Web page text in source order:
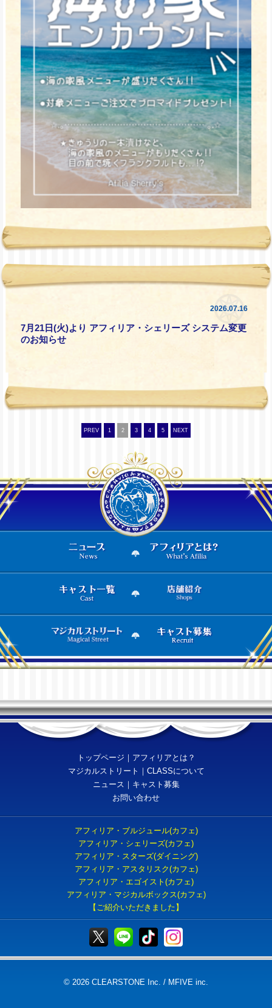
2026.07.16
7月21日(火)より アフィリア・シェリーズ システム変更
のお知らせ
PREV 1 2 3 4 5 NEXT
トップページ ｜ アフィリアとは？
マジカルストリート ｜ CLASSについて
ニュース ｜ キャスト募集
お問い合わせ
アフィリア・ブルジュール(カフェ)
アフィリア・シェリーズ(カフェ)
アフィリア・スターズ(ダイニング)
アフィリア・アスタリスク(カフェ)
アフィリア・エゴイスト(カフェ)
アフィリア・マジカルボックス(カフェ)
【ご紹介いただきました】
© 2026 CLEARSTONE Inc. / MFIVE inc.